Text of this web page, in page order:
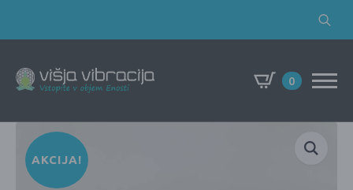
Search
0
AKCIJA!